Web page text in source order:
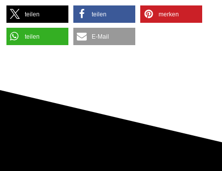
teilen teilen merken
teilen E-Mail